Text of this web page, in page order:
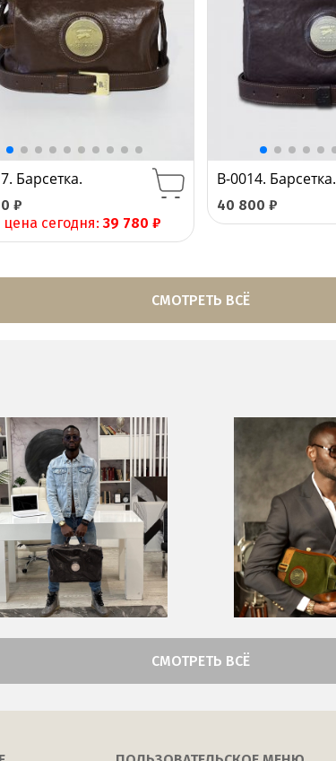
Барсетка.
₽
сегодня: 39 780 ₽
B-0014. Барсетка.
40 800 ₽
СМОТРЕТЬ ВСЁ
СМОТРЕТЬ ВСЁ